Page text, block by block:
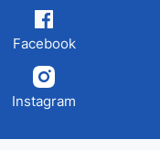
Facebook
Instagram